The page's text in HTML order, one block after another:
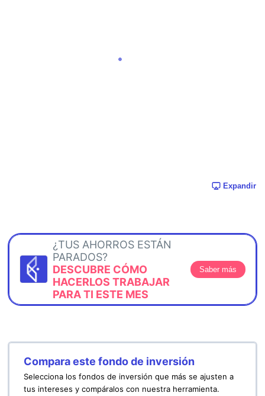
Expandir
¿TUS AHORROS ESTÁN
PARADOS?
DESCUBRE CÓMO
HACERLOS TRABAJAR
PARA TI ESTE MES
Saber más
Compara este fondo de inversión
Selecciona los fondos de inversión que más se ajusten a
tus intereses y compáralos con nuestra herramienta.